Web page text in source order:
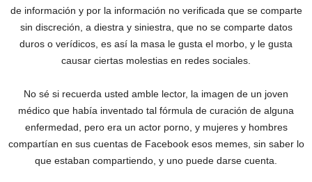
de información y por la información no verificada que se comparte
sin discreción, a diestra y siniestra, que no se comparte datos
duros o verídicos, es así la masa le gusta el morbo, y le gusta
causar ciertas molestias en redes sociales.
No sé si recuerda usted amble lector, la imagen de un joven
médico que había inventado tal fórmula de curación de alguna
enfermedad, pero era un actor porno, y mujeres y hombres
compartían en sus cuentas de Facebook esos memes, sin saber lo
que estaban compartiendo, y uno puede darse cuenta.